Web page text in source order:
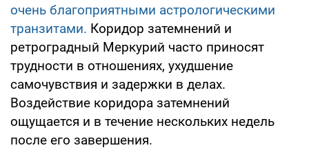
очень благоприятными астрологическими
транзитами. Коридор затемнений и
ретроградный Меркурий часто приносят
трудности в отношениях, ухудшение
самочувствия и задержки в делах.
Воздействие коридора затемнений
ощущается и в течение нескольких недель
после его завершения.